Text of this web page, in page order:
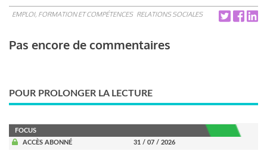
EMPLOI, FORMATION ET COMPÉTENCES RELATIONS SOCIALES
Pas encore de commentaires
POUR PROLONGER LA LECTURE
FOCUS
ACCÈS ABONNÉ
31 / 07 / 2026